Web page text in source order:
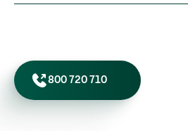
800 720 710